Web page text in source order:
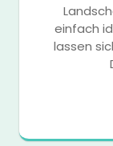
einfach
lassen